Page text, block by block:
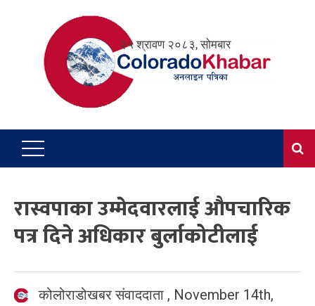
२५ श्रावण २०८३, सोमबार
रास्वपाका उम्मेदवारलाई औपचारिक
पत्र दिने अधिकार बुर्लाकोटीलाई
कोलोराडोखबर संवाददाता , November 14th,